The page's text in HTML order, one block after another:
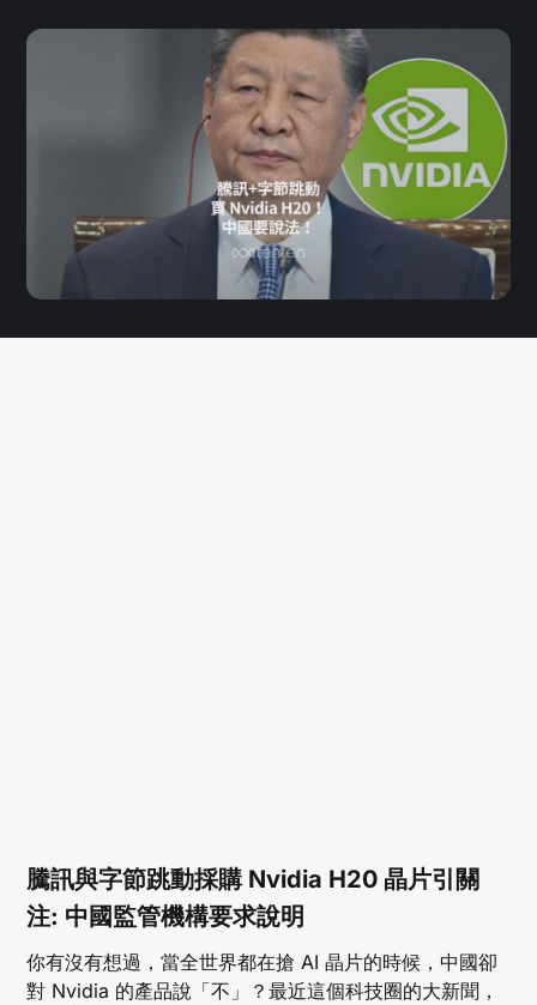
騰訊與字節跳動採購 Nvidia H20 晶片引關
注: 中國監管機構要求說明
你有沒有想過，當全世界都在搶 AI 晶片的時候，中國卻
對 Nvidia 的產品說「不」？最近這個科技圈的大新聞，